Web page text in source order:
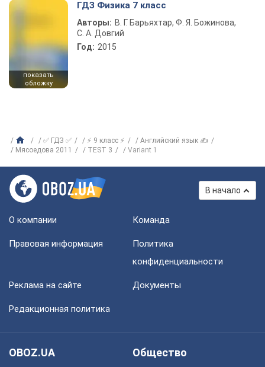
показать
обложку
ГДЗ Физика 7 класс
Авторы: В. Г. Барьяхтар, Ф. Я. Божинова,
С. А. Довгий
Год: 2015
✅ ГДЗ ✅ ⚡ 9 класс ⚡
Английский язык ✍
Мясоедова 2011
TEST 3 Variant 1
В начало
О компании Команда
Правовая информация
Политика
конфиденциальности
Реклама на сайте Документы
Редакционная политика
OBOZ.UA
Общество